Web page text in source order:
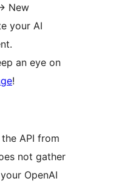
New
your AI
an eye on
!
API from
not gather
OpenAI